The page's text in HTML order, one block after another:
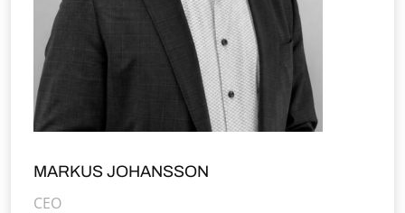
MARKUS JOHANSSON
CEO